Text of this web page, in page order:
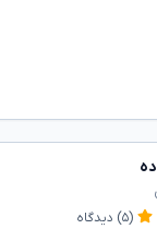
(۵) دیدگاه